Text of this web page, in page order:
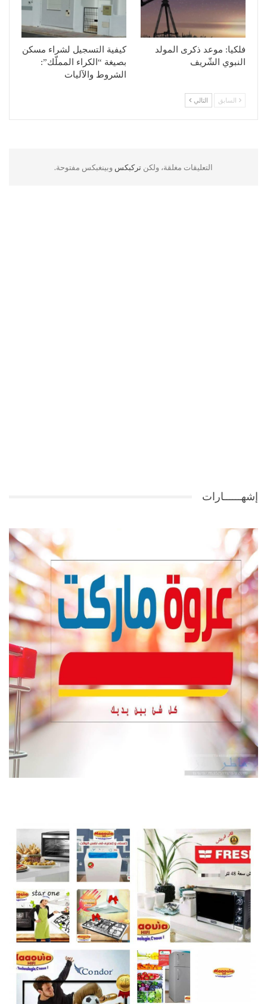
فلكيا: موعد ذكرى المولد
النبوي الشّريف
كيفية التسجيل لشراء مسكن
بصيغة “الكراء المملّك”:
الشروط والآليات
السابق التالي
التعليقات مغلقة، ولكن تركبكس وبينغبكس مفتوحة.
إشهــــــارات